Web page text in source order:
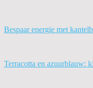
Bespaar energie met
Terracotta en azuurblauw: